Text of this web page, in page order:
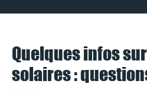
Quelques infos
solaires :